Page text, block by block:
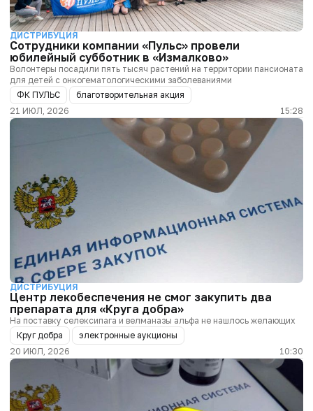
ДИСТРИБУЦИЯ
Сотрудники компании «Пульс» провели
юбилейный субботник в «Измалково»
Волонтеры посадили пять тысяч растений на территории пансионата
для детей с онкогематологическими заболеваниями
ФК ПУЛЬС
благотворительная акция
21 ИЮЛ, 2026
15:28
ДИСТРИБУЦИЯ
Центр лекобеспечения не смог закупить два
препарата для «Круга добра»
На поставку селексипага и велманазы альфа не нашлось желающих
Круг добра
электронные аукционы
20 ИЮЛ, 2026
10:30